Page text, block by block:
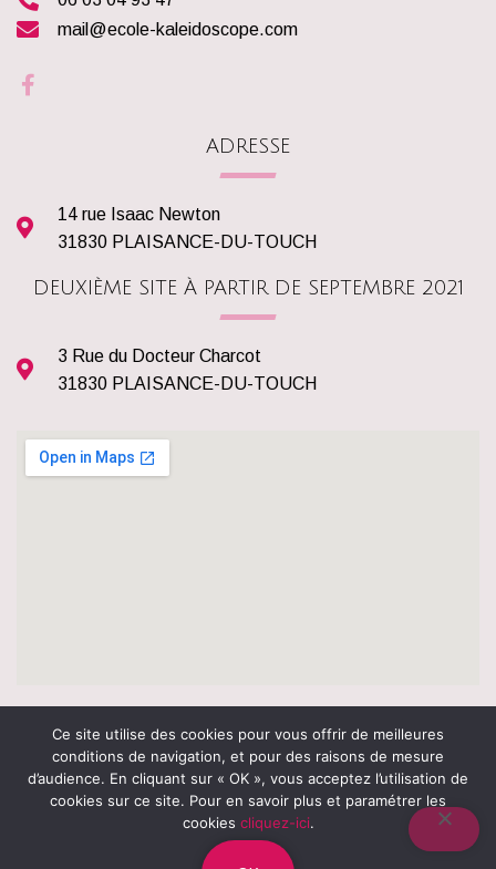
mail@ecole-kaleidoscope.com
ADRESSE
14 rue Isaac Newton
31830 PLAISANCE-DU-TOUCH
DEUXIÈME SITE À PARTIR DE SEPTEMBRE 2021
3 Rue du Docteur Charcot
31830 PLAISANCE-DU-TOUCH
Plan du site Mentions légales et Politique de confidentialité
Ce site utilise des cookies pour vous offrir de meilleures
conditions de navigation, et pour des raisons de mesure
d’audience. En cliquant sur « OK », vous acceptez l’utilisation de
cookies sur ce site. Pour en savoir plus et paramétrer les
cookies cliquez-ici.